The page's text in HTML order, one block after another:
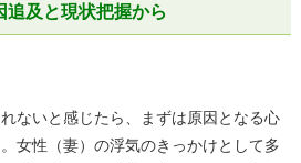
及と現状把握から
ないと感じたら、まずは原因となる心
女性（妻）の浮気のきっかけとして多